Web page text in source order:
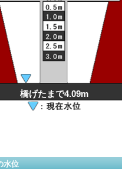
橋げたまで4.09m
水位